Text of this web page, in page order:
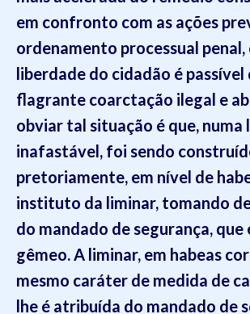
em confronto com as ações
ordenamento processual
liberdade do cidadão é
flagrante coarctação ilegal e
obviar tal situação é que, numa
inafastável, foi sendo
pretoriamente, em nível de
instituto da liminar, tomando
do mandado de segurança, que
gêmeo. A liminar, em habeas
mesmo caráter de medida de
lhe é atribuída do mandado de